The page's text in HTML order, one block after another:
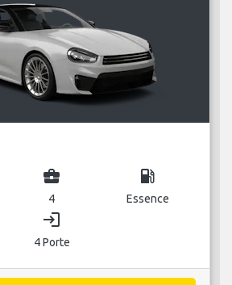
business_center
4
local_gas_station
Essence
login
4 Porte